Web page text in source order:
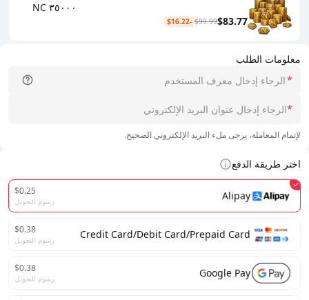
معلومات الطلب
*
*
لإتمام المعاملة، يرجى ملء البريد الإلكتروني الصحيح.
اختر طريقة الدفع
Alipay
$0.25
رسوم التحويل
Credit Card/Debit Card/Prepaid Card
$0.38
رسوم التحويل
Google Pay
$0.38
رسوم التحويل
٣٥٠٠٠ NC
$83.77
$99.99
-$16.22